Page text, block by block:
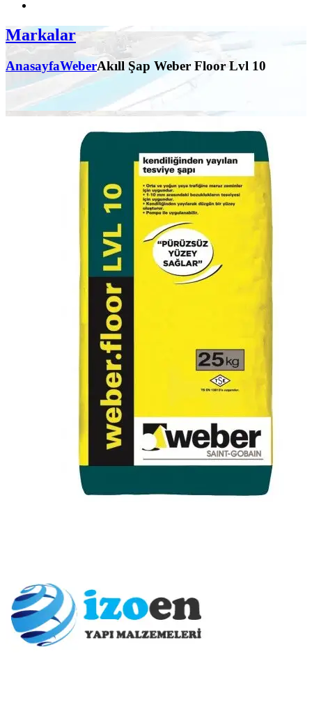
Markalar
AnasayfaWeberAkıll Şap Weber Floor Lvl 10